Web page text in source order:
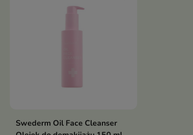
Pokaż szczegóły
Swederm Oil Face Cleanser